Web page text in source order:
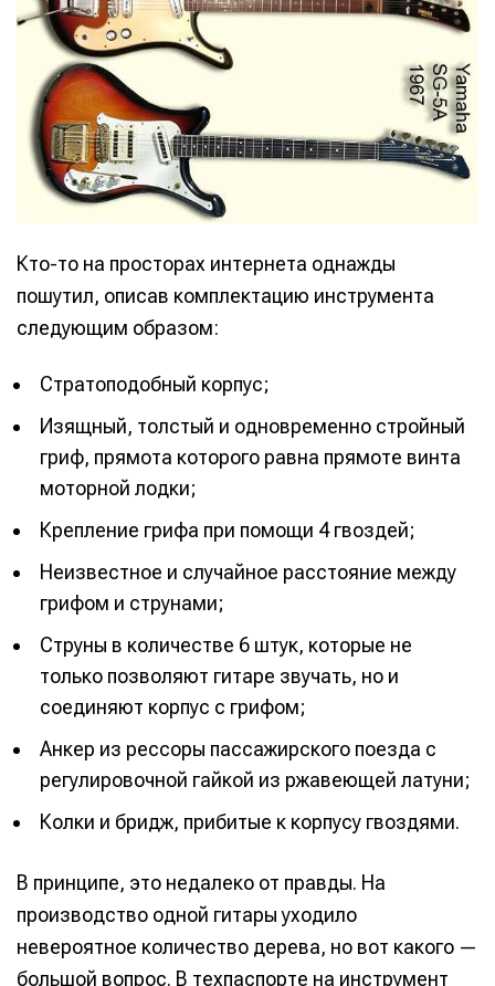
Кто-то на просторах интернета однажды
пошутил, описав комплектацию инструмента
следующим образом:
Стратоподобный корпус;
Изящный, толстый и одновременно стройный
гриф, прямота которого равна прямоте винта
моторной лодки;
Крепление грифа при помощи 4 гвоздей;
Неизвестное и случайное расстояние между
грифом и струнами;
Струны в количестве 6 штук, которые не
только позволяют гитаре звучать, но и
соединяют корпус с грифом;
Анкер из рессоры пассажирского поезда с
регулировочной гайкой из ржавеющей латуни;
Колки и бридж, прибитые к корпусу гвоздями.
В принципе, это недалеко от правды. На
производство одной гитары уходило
невероятное количество дерева, но вот какого —
большой вопрос. В техпаспорте на инструмент